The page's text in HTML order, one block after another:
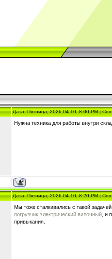
Дата: Пятница, 2026-04-10, 8:00 PM |
Нужна техника для работы внутри
Дата: Пятница, 2026-04-10, 8:20 PM |
Мы тоже сталкивались с такой
погрузчик электрический вилочный , и
привыкания.